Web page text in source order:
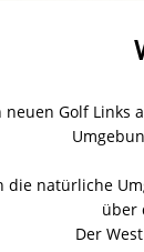
neuen Golf
die natürliche
über
Der